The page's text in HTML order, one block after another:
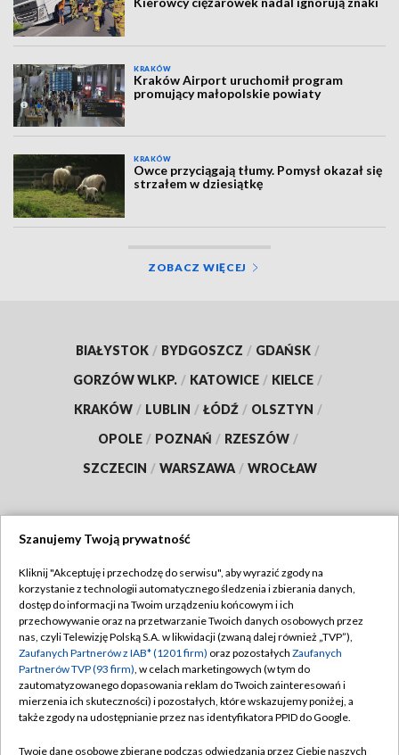
KRAKÓW
Kraków Airport uruchomił program
promujący małopolskie powiaty
KRAKÓW
Owce przyciągają tłumy. Pomysł okazał się
strzałem w dziesiątkę
ZOBACZ WIĘCEJ
BIAŁYSTOK / BYDGOSZCZ / GDAŃSK /
GORZÓW WLKP. / KATOWICE / KIELCE /
KRAKÓW / LUBLIN / ŁÓDŹ / OLSZTYN /
OPOLE / POZNAŃ / RZESZÓW /
SZCZECIN / WARSZAWA / WROCŁAW
TVP
Abonament TVP
Emisja w TVP
Centrum informacji TVP
Naziemna Telewizja Cyfrowa
Regulamin TVP
Polityka prywatności
Moje zgody
Pomoc
Szanujemy Twoją prywatność
Kliknij "Akceptuję i przechodzę do serwisu", aby wyrazić zgody na
korzystanie z technologii automatycznego śledzenia i zbierania danych,
dostęp do informacji na Twoim urządzeniu końcowym i ich
przechowywanie oraz na przetwarzanie Twoich danych osobowych przez
nas, czyli Telewizję Polską S.A. w likwidacji (zwaną dalej również „TVP”),
Zaufanych Partnerów z IAB* (1201 firm) oraz pozostałych Zaufanych
Partnerów TVP (93 firm), w celach marketingowych (w tym do
zautomatyzowanego dopasowania reklam do Twoich zainteresowań i
mierzenia ich skuteczności) i pozostałych, które wskazujemy poniżej, a
także zgody na udostępnianie przez nas identyfikatora PPID do Google.
Twoje dane osobowe zbierane podczas odwiedzania przez Ciebie naszych